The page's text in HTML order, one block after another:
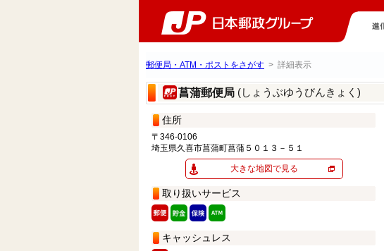
郵便局・ATM・ポストをさがす > 詳細表示
菖蒲郵便局 (しょうぶゆうびんきょく)
住所
〒346-0106
埼玉県久喜市菖蒲町菖蒲５０１３－５１
大きな地図で見る
取り扱いサービス
キャッシュレス